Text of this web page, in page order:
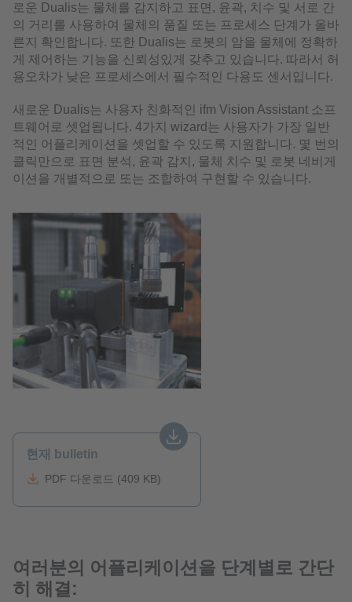
로운 Dualis는 물체를 감지하고 표면, 윤곽, 치수 및 서로 간
의 거리를 사용하여 물체의 품질 또는 프로세스 단계가 올바
른지 확인합니다. 또한 Dualis는 로봇의 암을 물체에 정확하
게 제어하는 기능을 신뢰성있게 갖추고 있습니다. 따라서 허
용오차가 낮은 프로세스에서 필수적인 다용도 센서입니다.
새로운 Dualis는 사용자 친화적인 ifm Vision Assistant 소프
트웨어로 셋업됩니다. 4가지 wizard는 사용자가 가장 일반
적인 어플리케이션을 셋업할 수 있도록 지원합니다. 몇 번의
클릭만으로 표면 분석, 윤곽 감지, 물체 치수 및 로봇 네비게
이션을 개별적으로 또는 조합하여 구현할 수 있습니다.
현재 bulletin
PDF 다운로드 (409 KB)
여러분의 어플리케이션을 단계별로 간단
히 해결: